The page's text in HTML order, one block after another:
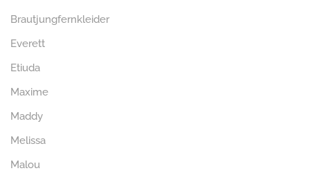
Brautjungfernkleider
Everett
Etiuda
Maxime
Maddy
Melissa
Malou